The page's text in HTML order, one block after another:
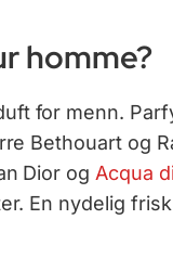
homme?
for menn.
Bethouart og
Dior og Acqua
En nydelig